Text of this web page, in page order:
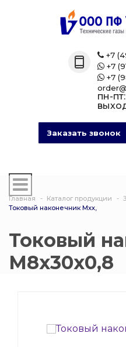
Назад
Технические газы
Газовые баллоны
016 Сварочная
007 Зажимы
014 Редуктора
018 Электроды
+7
+7
+7
пн-
Заказать звонок
Главная Каталог продукции
Токовый наконечник Мхх,
Токовый
М8х30х0,8